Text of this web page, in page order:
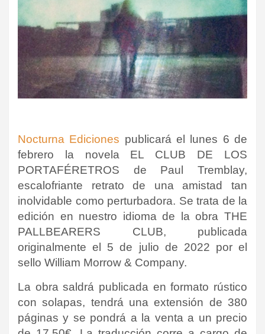
Nocturna Ediciones publicará el lunes 6 de
febrero la novela EL CLUB DE LOS
PORTAFÉRETROS de Paul Tremblay,
escalofriante retrato de una amistad tan
inolvidable como perturbadora. Se trata de la
edición en nuestro idioma de la obra THE
PALLBEARERS CLUB, publicada
originalmente el 5 de julio de 2022 por el
sello William Morrow & Company.
La obra saldrá publicada en formato rústico
con solapas, tendrá una extensión de 380
páginas y se pondrá a la venta a un precio